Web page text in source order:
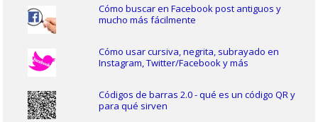
Cómo buscar en Facebook post antiguos y
mucho más fácilmente
Cómo usar cursiva, negrita, subrayado en
Instagram, Twitter/Facebook y más
Códigos de barras 2.0 - qué es un código QR y
para qué sirven